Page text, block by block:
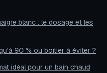
blanc : le dosage et les
90 % ou boîtier à éviter ?
idéal pour un bain chaud